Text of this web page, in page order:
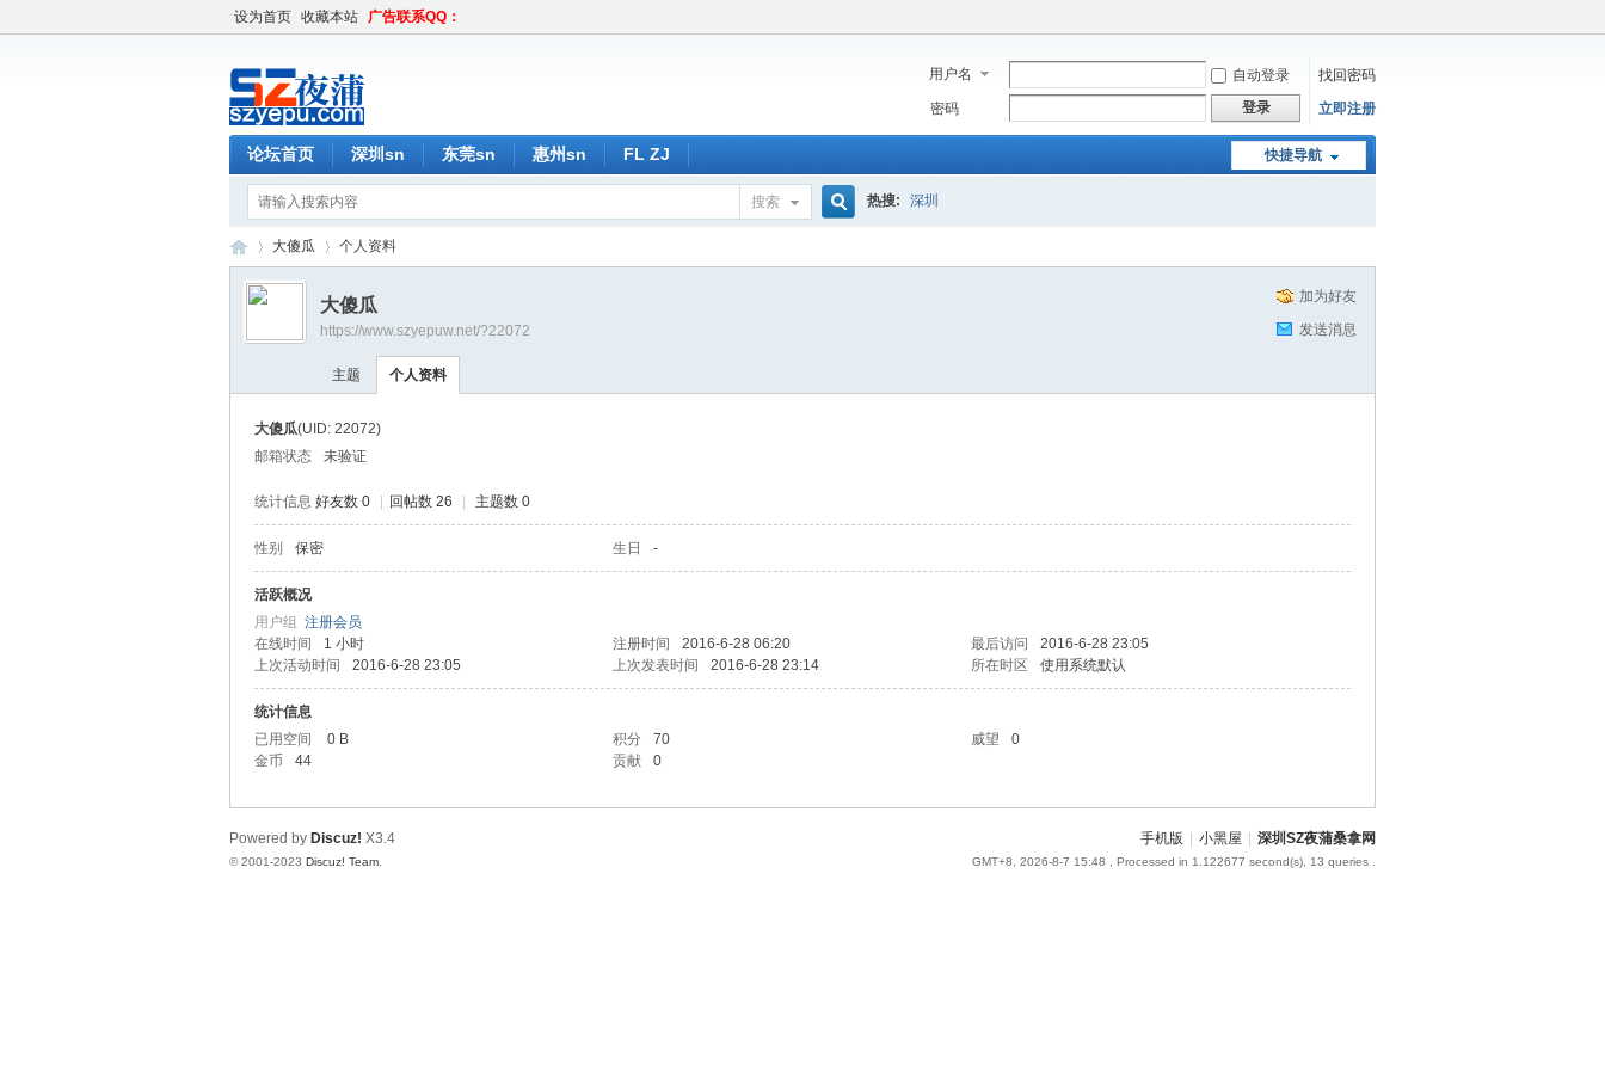
设为首页 收藏本站 广告联系QQ：
用户名 自动登录
找回密码
密码
登录 立即注册
快捷导航
论坛首页 深圳sn 东莞sn 惠州sn FL ZJ
搜索 热搜: 深圳
›
大傻瓜 个人资料
加为好友
发送消息
大傻瓜
https://www.szyepuw.net/?22072
主题 个人资料
大傻瓜(UID: 22072)
邮箱状态
未验证
统计信息 好友数 0 回帖数 26 主题数 0
性别 保密 生日 -
活跃概况
用户组 注册会员
在线时间
1 小时 注册时间 2016-6-28 06:20 最后访问
2016-6-28 23:05
上次活动时间
2016-6-28 23:05 上次发表时间 2016-6-28 23:14 所在时区 使用系统默认
统计信息
已用空间
0 B 积分 70 威望
0
金币
44 贡献 0
手机版 小黑屋 深圳SZ夜蒲桑拿网
GMT+8, 2026-8-7 15:48 , Processed in 1.122677 second(s), 13 queries .
Powered by Discuz! X3.4
© 2001-2023 Discuz! Team